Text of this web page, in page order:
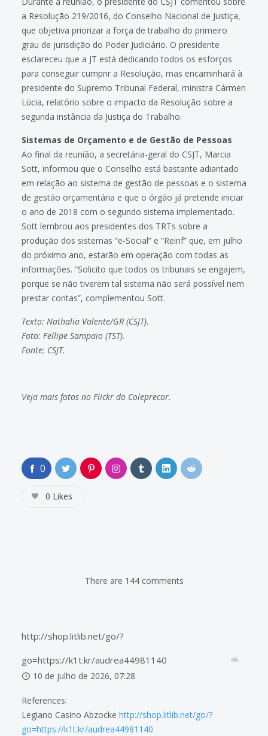
a Resolução 219/2016, do Conselho Nacional de Justiça,
que objetiva priorizar a força de trabalho do primeiro
grau de jurisdição do Poder Judiciário. O presidente
esclareceu que a JT está dedicando todos os esforços
para conseguir cumprir a Resolução, mas encaminhará à
presidente do Supremo Tribunal Federal, ministra Cármen
Lúcia, relatório sobre o impacto da Resolução sobre a
segunda instância da Justiça do Trabalho.
Sistemas de Orçamento e de Gestão de Pessoas
Ao final da reunião, a secretária-geral do CSJT, Marcia
Sott, informou que o Conselho está bastante adiantado
em relação ao sistema de gestão de pessoas e o sistema
de gestão orçamentária e que o órgão já pretende iniciar
o ano de 2018 com o segundo sistema implementado.
Sott lembrou aos presidentes dos TRTs sobre a
produção dos sistemas “e-Social” e “Reinf” que, em julho
do próximo ano, estarão em operação com todas as
informações. “Solicito que todos os tribunais se engajem,
porque se não tiverem tal sistema não será possível nem
prestar contas”, complementou Sott.
Texto: Nathalia Valente/GR (CSJT).
Foto: Fellipe Sampaio (TST).
Fonte: CSJT.
Veja mais fotos no Flickr do Coleprecor.
0
0 Likes
There are 144 comments
http://shop.litlib.net/go/?
go=https://k1t.kr/audrea44981140
10 de julho de 2026, 07:28
References:
Legiano Casino Abzocke http://shop.litlib.net/go/?
go=https://k1t.kr/audrea44981140